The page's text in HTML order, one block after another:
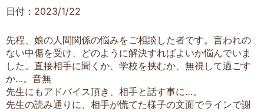
日付：2023/1/22
先程、娘の人間関係の悩みをご相談した者です。言われの
ない中傷を受け、どのように解決すればよいか悩んでいま
した。直接相手に聞くか、学校を挟むか、無視して過ごす
か…。音無
先生にもアドバイス頂き、相手と話す事に…。
先生の読み通りに、相手が慌てた様子の文面でラインで謝